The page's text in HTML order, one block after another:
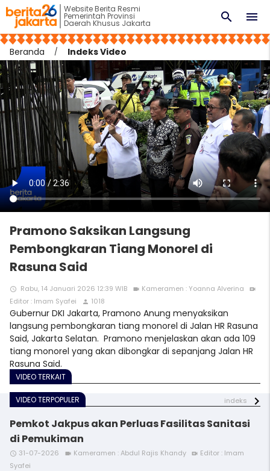
Website Berita Resmi
Pemerintah Provinsi
Daerah Khusus Jakarta menu
search
Beranda Indeks Video
Pramono Saksikan Langsung
Pembongkaran Tiang Monorel di
Rasuna Said
access_time Rabu, 14 Januari 2026 12:39 WIB videocam Kameramen : Yoanna Alverina video_call
Editor : Imam Syafei person 1018
Gubernur DKI Jakarta, Pramono Anung menyaksikan
langsung pembongkaran tiang monorel di Jalan HR Rasuna
Said, Jakarta Selatan. Pramono menjelaskan akan ada 109
tiang monorel yang akan dibongkar di sepanjang Jalan HR
Rasuna Said.
VIDEO TERKAIT
VIDEO TERPOPULER indeks
Pemkot Jakpus akan Perluas Fasilitas Sanitasi
di Pemukiman
access_time 31-07-2026 videocam Kameramen : Abdul Rajis Khandy video_call Editor : Imam
Syafei